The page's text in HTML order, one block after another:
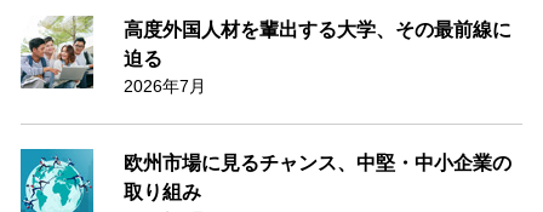
高度外国人材を輩出する大学、その最前線に
迫る
2026年7月
欧州市場に見るチャンス、中堅・中小企業の
取り組み